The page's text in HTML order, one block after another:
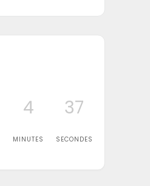
4
MINUTES
37
SECONDES